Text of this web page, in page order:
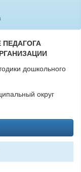
дошкольного
округ